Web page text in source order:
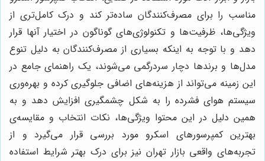
مناسب را برای مصرف‌کنندگان ساده‌تر کند و درک کامل‌تری از
ویژگی‌ها، ظرفیت‌ها و تکنولوژی‌های گوناگون در اختیار آنها قرار
دهد و با توجه به اینکه بسیاری از مصرف‌کنندگان به دلیل تنوع
مدل‌ها و برندها دچار سردرگمی می‌شوند، یک راهنمای جامع در
این زمینه می‌تواند از هزینه‌های اضافی جلوگیری کرده و بهره‌وری
سیستم هوای فشرده را به شکل چشمگیری افزایش دهد و به
همین دلیل در این محتوا ویژگی‌ها، نکات انتخاب و مقایسه‌ی
بهترین کمپرسورهای اسکرو مورد بررسی قرار می‌گیرد و از
تجربه‌های واقعی بازار تهران نیز برای درک بهتر شرایط استفاده